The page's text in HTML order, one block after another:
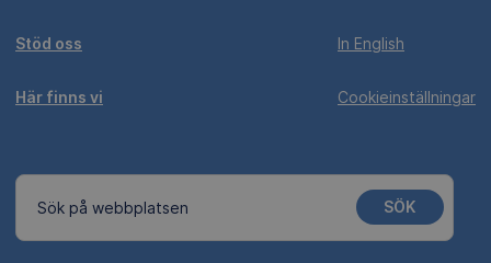
Stöd oss
Här finns vi
In English
Cookieinställningar
Sök på webbplatsen SÖK